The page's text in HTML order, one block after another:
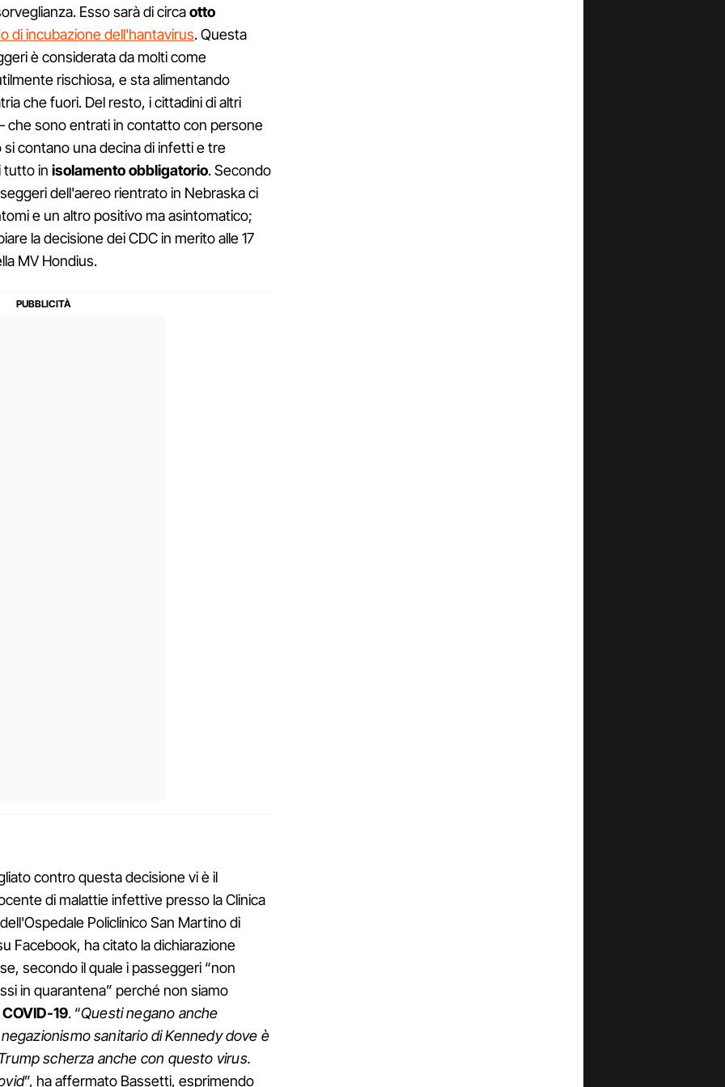
Esso sarà di circaotto
di incubazione dell'hantavirus. Questa
è considerata da molti come
rischiosa, e sta alimentando
che fuori. Del resto, i cittadini di altri
che sono entrati in contatto con persone
contano una decina di infetti e tre
tutto in isolamento obbligatorio. Secondo
dell'aereo rientrato in Nebraska ci
e un altro positivo ma asintomatico;
la decisione dei CDC in merito alle 17
MV Hondius.
contro questa decisione vi è il
di malattie infettive presso la Clinica
Policlinico San Martino di
Facebook, ha citato la dichiarazione
secondo il quale i passeggeri “non
in quarantena” perché non siamo
COVID-19. “Questi negano anche
sanitario di Kennedy dove è
scherza anche con questo virus.
”, ha affermato Bassetti, esprimendo